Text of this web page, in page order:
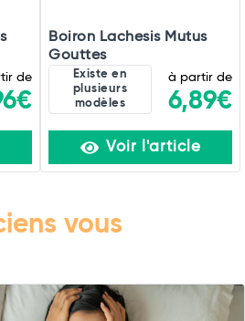
de
Boiron Lachesis Mutus
Gouttes
Existe en
plusieurs
modèles
à partir de
6,89€
Voir l'article
vous